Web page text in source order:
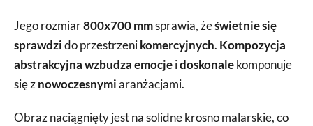
Jego rozmiar800x700 mmsprawia, żeświetnie się
sprawdzido przestrzenikomercyjnych. Kompozycja
abstrakcyjnawzbudza emocjeidoskonalekomponuje
się znowoczesnymiaranżacjami.
Obraz naciągnięty jest na solidne krosno malarskie, co